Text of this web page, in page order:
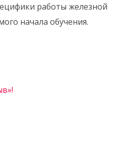
работы железной
начала обучения.